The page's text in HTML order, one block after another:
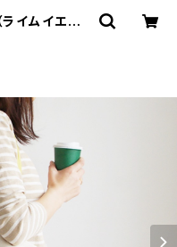
イムイエロ